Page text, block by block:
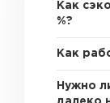
Как
%?
Как
Нужно